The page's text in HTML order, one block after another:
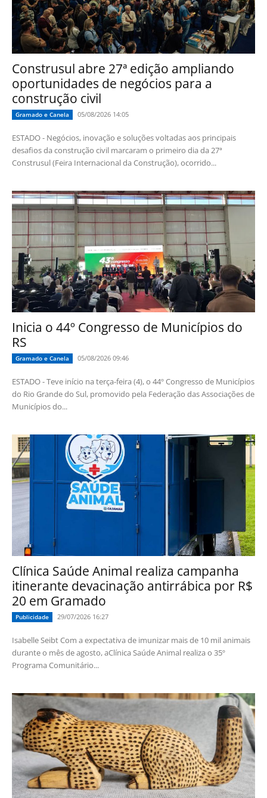
Construsul abre 27ª edição ampliando
oportunidades de negócios para a
construção civil
Gramado e Canela 05/08/2026 14:05
ESTADO - Negócios, inovação e soluções voltadas aos principais
desafios da construção civil marcaram o primeiro dia da 27ª
Construsul (Feira Internacional da Construção), ocorrido...
Inicia o 44º Congresso de Municípios do
RS
Gramado e Canela 05/08/2026 09:46
ESTADO - Teve início na terça-feira (4), o 44º Congresso de Municípios
do Rio Grande do Sul, promovido pela Federação das Associações de
Municípios do...
Clínica Saúde Animal realiza campanha
itinerante devacinação antirrábica por R$
20 em Gramado
Publicidade 29/07/2026 16:27
Isabelle Seibt Com a expectativa de imunizar mais de 10 mil animais
durante o mês de agosto, aClínica Saúde Animal realiza o 35º
Programa Comunitário...